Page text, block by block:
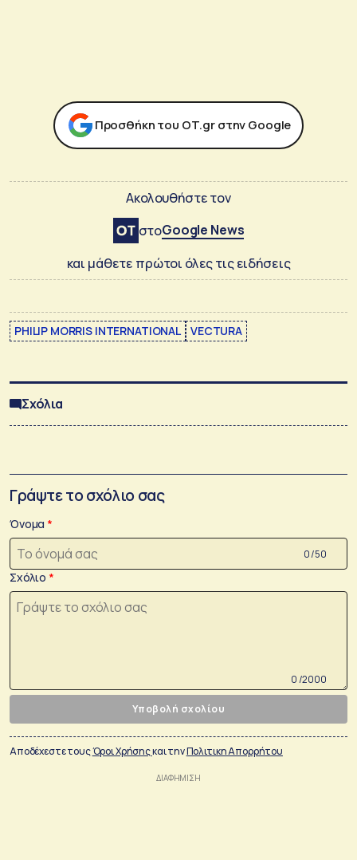
Προσθήκη του ΟΤ.gr στην Google
Ακολουθήστε τον
στοGoogle News
και μάθετε πρώτοι όλες τις ειδήσεις
PHILIP MORRIS INTERNATIONAL VECTURA
Σχόλια
Γράψτε το σχόλιο σας
Όνομα
0 /50
Σχόλιο
0 /2000
Υποβολή σχολίου
Αποδέχεστε τουςΌροι Χρήσηςκαι τηνΠολιτικη Απορρήτου